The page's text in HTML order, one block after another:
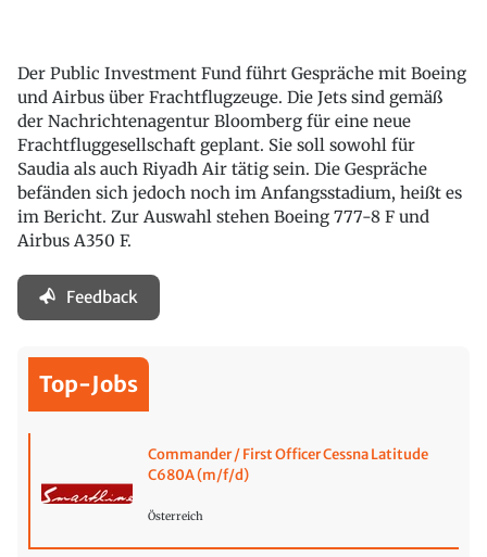
Der Public Investment Fund führt Gespräche mit Boeing
und Airbus über Frachtflugzeuge. Die Jets sind gemäß
der Nachrichtenagentur Bloomberg für eine neue
Frachtfluggesellschaft geplant. Sie soll sowohl für
Saudia als auch Riyadh Air tätig sein. Die Gespräche
befänden sich jedoch noch im Anfangsstadium, heißt es
im Bericht. Zur Auswahl stehen Boeing 777-8 F und
Airbus A350 F.
Feedback
Top-Jobs
Commander / First Officer Cessna Latitude
C680A (m/f/d)
Österreich